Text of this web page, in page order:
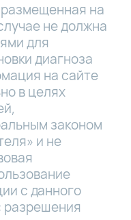
на
не должна
для
диагноза
на сайте
в целях
законом
и не
с данного
разрешения